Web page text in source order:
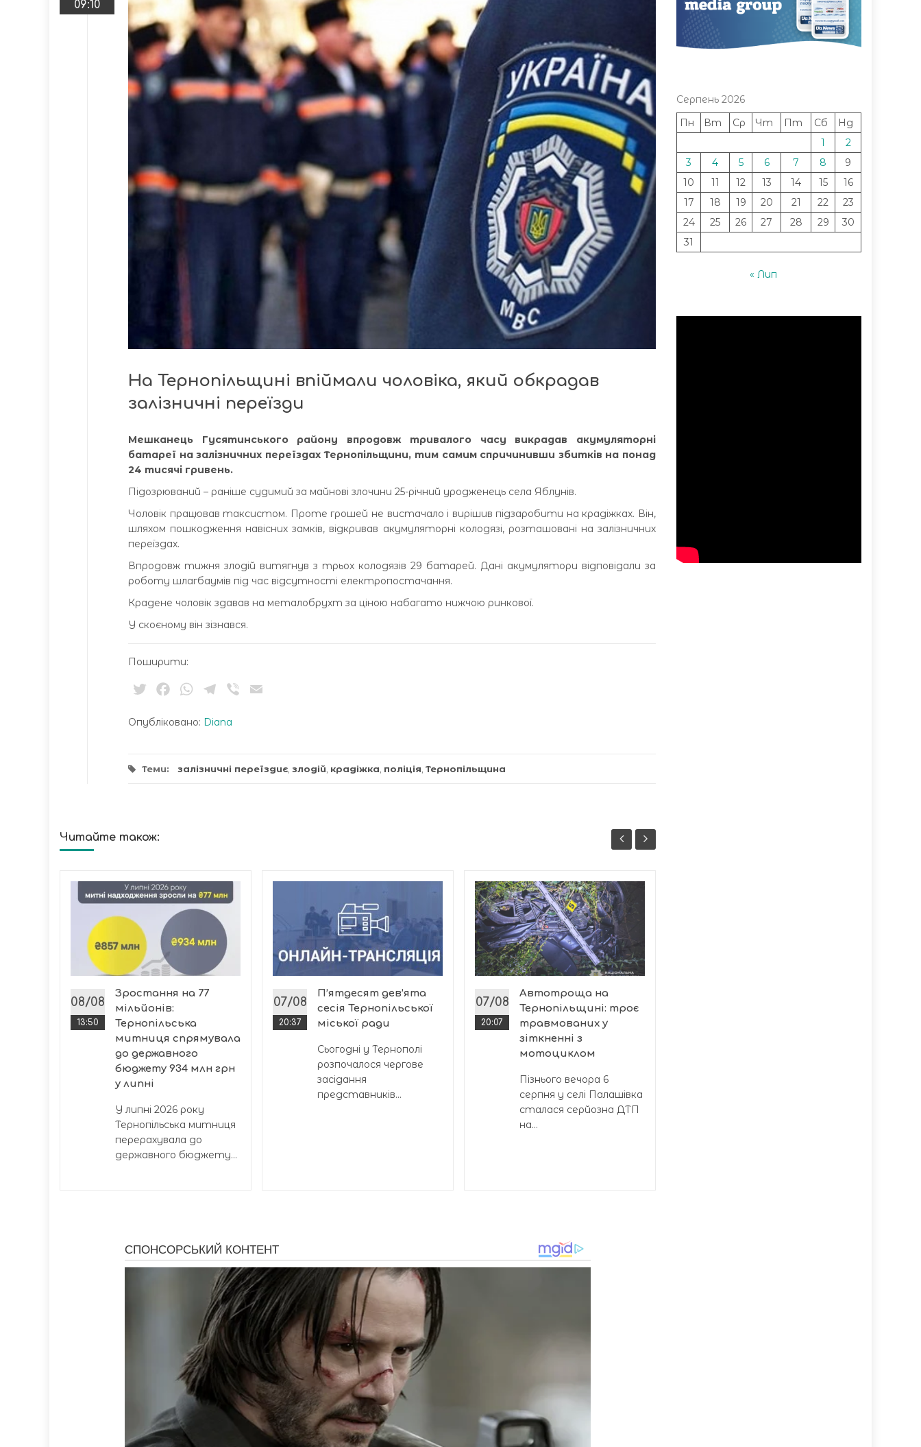
09:10
На Тернопільщині впіймали чоловіка, який обкрадав
залізничні переїзди
Мешканець Гусятинського району впродовж тривалого часу викрадав акумуляторні
батареї на залізничних переїздах Тернопільщини, тим самим спричинивши збитків на понад
24 тисячі гривень.
Підозрюваний – раніше судимий за майнові злочини 25-річний уродженець села Яблунів.
Чоловік працював таксистом. Проте грошей не вистачало і вирішив підзаробити на крадіжках. Він,
шляхом пошкодження навісних замків, відкривав акумуляторні колодязі, розташовані на залізничних
переїздах.
Впродовж тижня злодій витягнув з трьох колодязів 29 батарей. Дані акумулятори відповідали за
роботу шлагбаумів під час відсутності електропостачання.
Крадене чоловік здавав на металобрухт за ціною набагато нижчою ринкової.
У скоєному він зізнався.
Поширити:
TwitterFacebookWhatsApp
Telegram
Viber
Опубліковано: Diana
Теми: залізничні переїздиє злодій крадіжка поліція Тернопільщина
Читайте також:
08/08
13:50
Зростання на 77
мільйонів:
Тернопільська
митниця спрямувала
до державного
бюджету 934 млн грн
у липні
У липні 2026 року
Тернопільська митниця
перерахувала до
державного бюджету...
07/08
20:37
П’ятдесят дев’ята
сесія Тернопільської
міської ради
Сьогодні у Тернополі
розпочалося чергове
засідання
представників...
07/08
20:07
Автотроща на
Тернопільщині: троє
травмованих у
зіткненні з
мотоциклом
Пізнього вечора 6
серпня у селі Палашівка
сталася серйозна ДТП
на...
Серпень 2026
Пн
Вт Ср Чт Пт Сб
Нд
1
2
3
4 5 6 7 8
9
10
11 12 13 14 15
16
17
18 19 20 21 22
23
24
25 26 27 28 29
30
31
« Лип